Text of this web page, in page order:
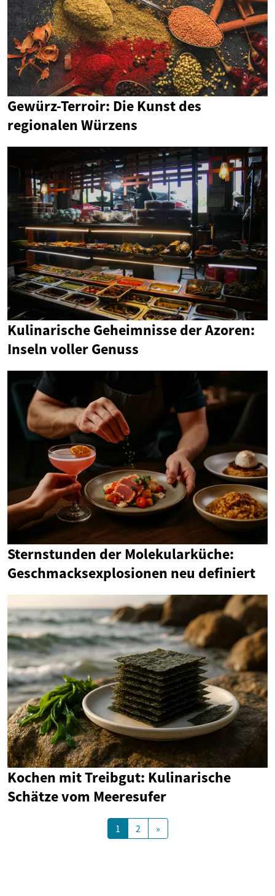
Gewürz-Terroir: Die Kunst des
regionalen Würzens
Kulinarische Geheimnisse der Azoren:
Inseln voller Genuss
Sternstunden der Molekularküche:
Geschmacksexplosionen neu definiert
Kochen mit Treibgut: Kulinarische
Schätze vom Meeresufer
1 2 »